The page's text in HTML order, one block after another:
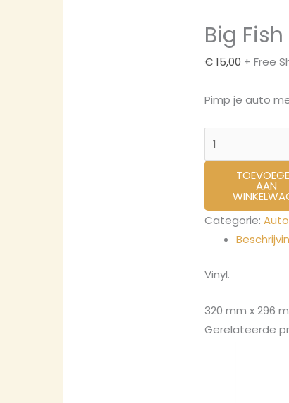
Big Fish
€15,00 + Free
Pimp je auto
AAN
Categorie:
Vinyl.
320 mm x 296
Gerelateerde